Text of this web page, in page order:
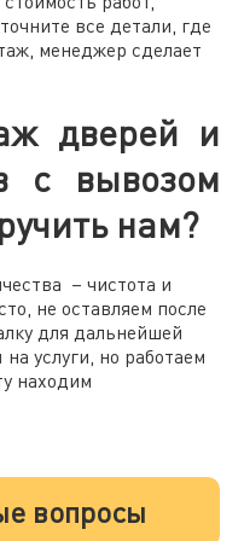
все детали, где
менеджер сделает
дверей и
с вывозом
нам?
– чистота и
не оставляем после
для дальнейшей
услуги, но работаем
находим
вопросы